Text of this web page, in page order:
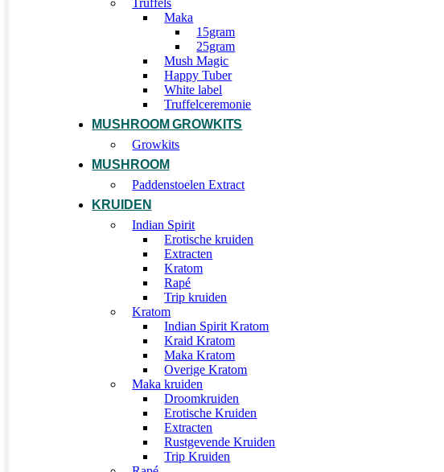
Truffels
Maka
15gram
25gram
Mush Magic
Happy Tuber
White label
Truffelceremonie
MUSHROOM GROWKITS
Growkits
MUSHROOM
Paddenstoelen Extract
KRUIDEN
Indian Spirit
Erotische kruiden
Extracten
Kratom
Rapé
Trip kruiden
Kratom
Indian Spirit Kratom
Kraid Kratom
Maka Kratom
Overige Kratom
Maka kruiden
Droomkruiden
Erotische Kruiden
Extracten
Rustgevende Kruiden
Trip Kruiden